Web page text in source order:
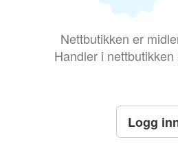
Nettbutikken er
Handler i
Logg